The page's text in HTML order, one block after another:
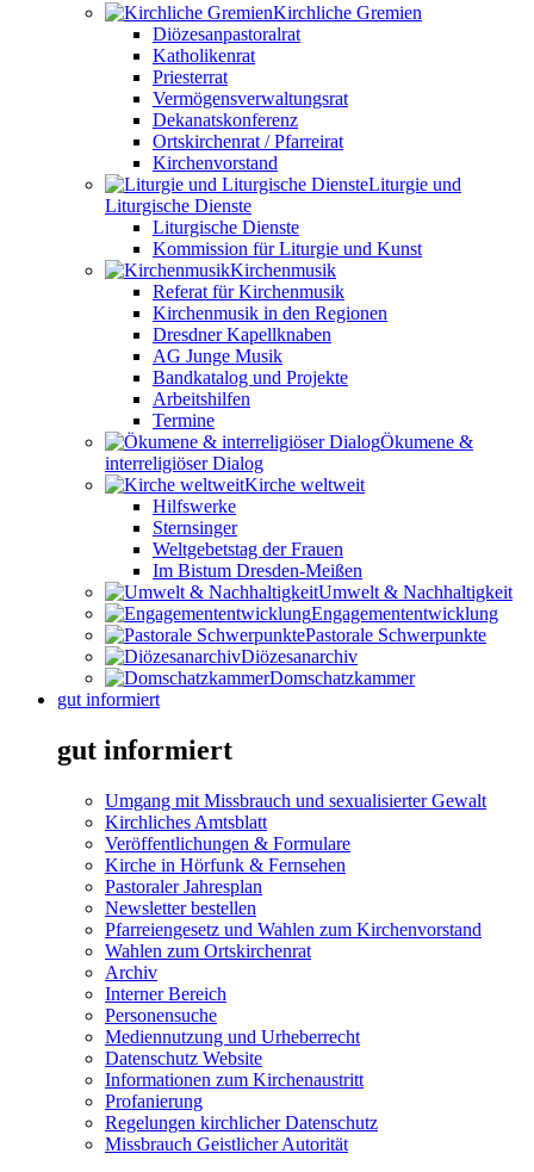
Kirchliche Gremien
Diözesanpastoralrat
Katholikenrat
Priesterrat
Vermögensverwaltungsrat
Dekanatskonferenz
Ortskirchenrat / Pfarreirat
Kirchenvorstand
Liturgie und
Liturgische Dienste
Liturgische Dienste
Kommission für Liturgie und Kunst
Kirchenmusik
Referat für Kirchenmusik
Kirchenmusik in den Regionen
Dresdner Kapellknaben
AG Junge Musik
Bandkatalog und Projekte
Arbeitshilfen
Termine
Ökumene &
interreligiöser Dialog
Kirche weltweit
Hilfswerke
Sternsinger
Weltgebetstag der Frauen
Im Bistum Dresden-Meißen
Umwelt & Nachhaltigkeit
Engagemententwicklung
Pastorale Schwerpunkte
Diözesanarchiv
Domschatzkammer
gut informiert
gut informiert
Umgang mit Missbrauch und sexualisierter Gewalt
Kirchliches Amtsblatt
Veröffentlichungen & Formulare
Kirche in Hörfunk & Fernsehen
Pastoraler Jahresplan
Newsletter bestellen
Pfarreiengesetz und Wahlen zum Kirchenvorstand
Wahlen zum Ortskirchenrat
Archiv
Interner Bereich
Personensuche
Mediennutzung und Urheberrecht
Datenschutz Website
Informationen zum Kirchenaustritt
Profanierung
Regelungen kirchlicher Datenschutz
Missbrauch Geistlicher Autorität